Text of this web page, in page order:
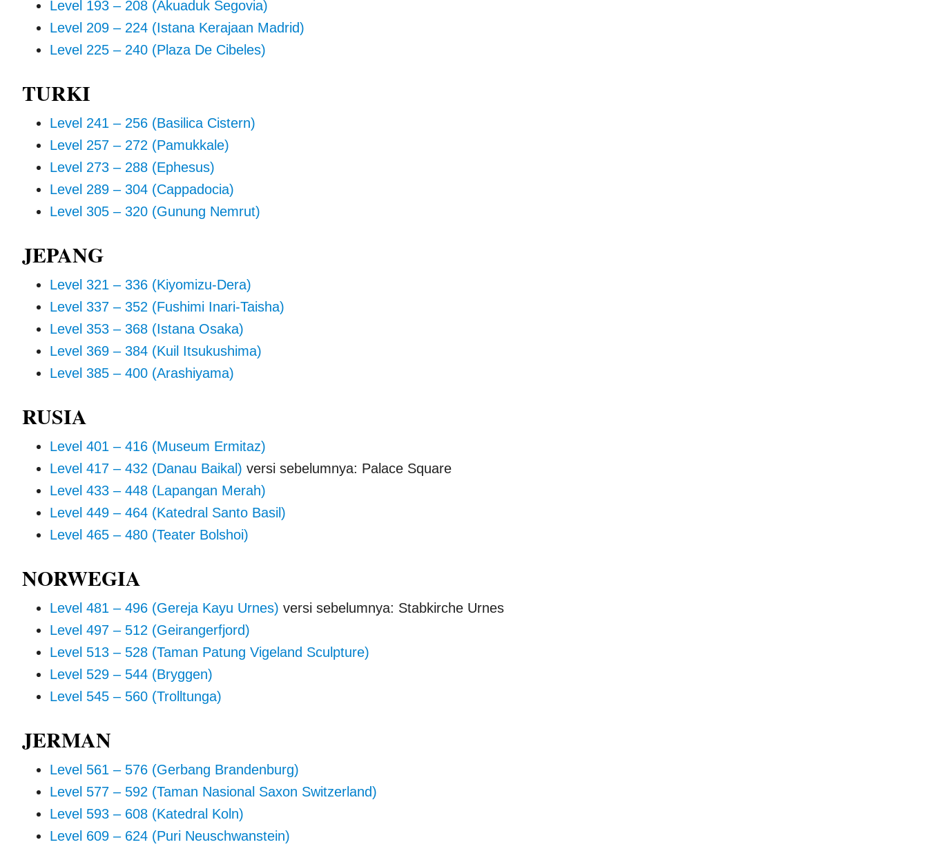
Level 193 – 208 (Akuaduk Segovia)
Level 209 – 224 (Istana Kerajaan Madrid)
Level 225 – 240 (Plaza De Cibeles)
TURKI
Level 241 – 256 (Basilica Cistern)
Level 257 – 272 (Pamukkale)
Level 273 – 288 (Ephesus)
Level 289 – 304 (Cappadocia)
Level 305 – 320 (Gunung Nemrut)
JEPANG
Level 321 – 336 (Kiyomizu-Dera)
Level 337 – 352 (Fushimi Inari-Taisha)
Level 353 – 368 (Istana Osaka)
Level 369 – 384 (Kuil Itsukushima)
Level 385 – 400 (Arashiyama)
RUSIA
Level 401 – 416 (Museum Ermitaz)
Level 417 – 432 (Danau Baikal) versi sebelumnya: Palace Square
Level 433 – 448 (Lapangan Merah)
Level 449 – 464 (Katedral Santo Basil)
Level 465 – 480 (Teater Bolshoi)
NORWEGIA
Level 481 – 496 (Gereja Kayu Urnes) versi sebelumnya: Stabkirche Urnes
Level 497 – 512 (Geirangerfjord)
Level 513 – 528 (Taman Patung Vigeland Sculpture)
Level 529 – 544 (Bryggen)
Level 545 – 560 (Trolltunga)
JERMAN
Level 561 – 576 (Gerbang Brandenburg)
Level 577 – 592 (Taman Nasional Saxon Switzerland)
Level 593 – 608 (Katedral Koln)
Level 609 – 624 (Puri Neuschwanstein)